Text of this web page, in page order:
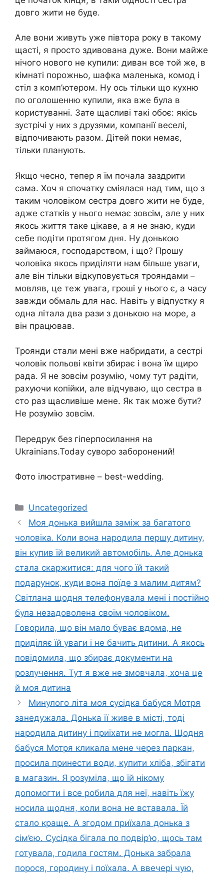
довго жити не буде.
Але вони живуть уже півтора року в такому
щасті, я просто здивована дуже. Вони майже
нічого нового не купили: диван все той же, в
кімнаті порожньо, шафка маленька, комод і
стіл з комп’ютером. Ну ось тільки що кухню
по оголошенню купили, яка вже була в
користуванні. Зате щасливі такі обоє: якісь
зустрічі у них з ​​друзями, компанії веселі,
відпочивають разом. Дітей поки немає,
тільки планують.
Якщо чесно, тепер я їм почала заздрити
сама. Хоч я спочатку сміялася над тим, що з
таким чоловіком сестра довго жити не буде,
адже статків у нього немає зовсім, але у них
якось життя таке цікаве, а я не знаю, куди
себе подіти протягом дня. Ну донькою
займаюся, господарством, і що? Прошу
чоловіка якось приділяти нам більше уваги,
але він тільки відкуповується трояндами –
мовляв, це теж увага, гроші у нього є, а часу
завжди обмаль для нас. Навіть у відпустку я
одна літала два рази з донькою на море, а
він працював.
Троянди стали мені вже набридати, а сестрі
чоловік польові квіти збирає і вона їм щиро
рада. Я не зовсім розумію, чому тут радіти,
рахуючи копійки, але відчуваю, що сестра в
сто раз щасливіше мене. Як так може бути?
Не розумію зовсім.
Передрук без гіперпосилання на
Ukrainians.Today суворо заборонений!
Фото ілюстративне – best-wedding.
Категорії
Uncategorized
Моя донька вийшла заміж за багатого
чоловіка. Коли вона народила першу дитину,
він купив їй великий автомобіль. Але донька
стала скаржитися: для чого їй такий
подарунок, куди вона поїде з малим дитям?
Світлана щодня телефонувала мені і постійно
була незадоволена своїм чоловіком.
Говорила, що він мало буває вдома, не
приділяє їй уваги і не бачить дитини. А якось
повідомила, що збирає документи на
розлучення. Тут я вже не змовчала, хоча це
й моя дитина
Минулого літа моя сусідка бабуся Мотря
занедужала. Донька її живе в місті, тоді
народила дитину і приїхати не могла. Щодня
бабуся Мотря кликала мене через паркан,
просила принести води, купити хліба, збігати
в магазин. Я розуміла, що їй нікому
допомогти і все робила для неї, навіть їжу
носила щодня, коли вона не вставала. Їй
стало краще. А згодом приїхала донька з
сім’єю. Сусідка бігала по подвір’ю, щось там
готувала, годила гостям. Донька забрала
порося, городину і поїхала. А ввечері чую,